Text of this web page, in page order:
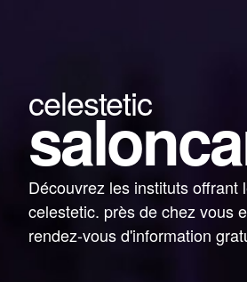
celestetic
Découvrez les instituts offrant
celestetic. près de chez vous
rendez-vous d'information